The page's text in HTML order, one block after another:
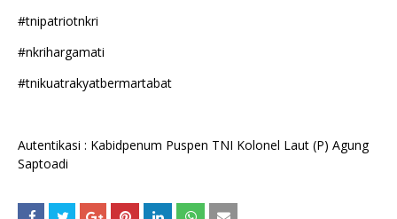
#tnipatriotnkri
#nkrihargamati
#tnikuatrakyatbermartabat
Autentikasi : Kabidpenum Puspen TNI Kolonel Laut (P) Agung
Saptoadi